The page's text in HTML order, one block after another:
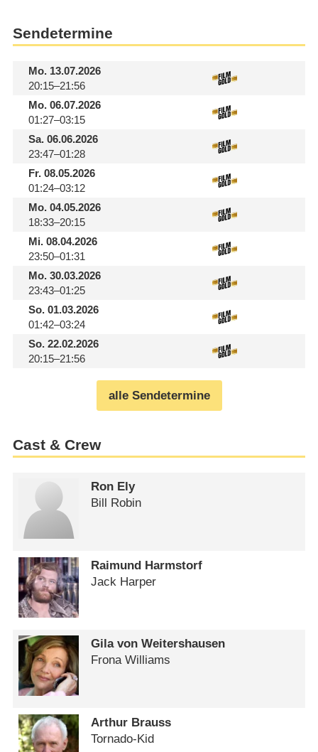
Sendetermine
Mo.13.07.2026
20:15–21:56
Mo.06.07.2026
01:27–03:15
Sa.06.06.2026
23:47–01:28
Fr.08.05.2026
01:24–03:12
Mo.04.05.2026
18:33–20:15
Mi.08.04.2026
23:50–01:31
Mo.30.03.2026
23:43–01:25
So.01.03.2026
01:42–03:24
So.22.02.2026
20:15–21:56
alle Sendetermine
Cast & Crew
Ron Ely
Bill Robin
Raimund Harmstorf
Jack Harper
Gila von Weitershausen
Frona Williams
Arthur Brauss
Tornado-Kid